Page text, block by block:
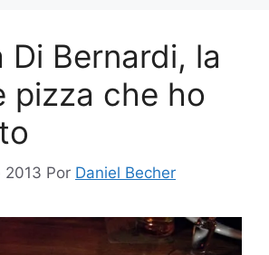
Di Bernardi, la
pizza che ho
2013 Por Daniel Becher